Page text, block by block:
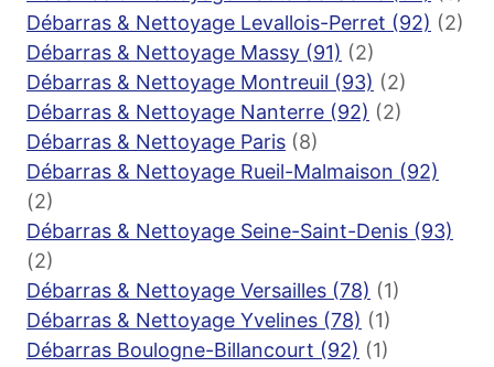
Débarras & Nettoyage Levallois-Perret (92) (2)
Débarras & Nettoyage Massy (91) (2)
Débarras & Nettoyage Montreuil (93) (2)
Débarras & Nettoyage Nanterre (92) (2)
Débarras & Nettoyage Paris (8)
Débarras & Nettoyage Rueil-Malmaison (92)
(2)
Débarras & Nettoyage Seine-Saint-Denis (93)
(2)
Débarras & Nettoyage Versailles (78) (1)
Débarras & Nettoyage Yvelines (78) (1)
Débarras Boulogne-Billancourt (92) (1)